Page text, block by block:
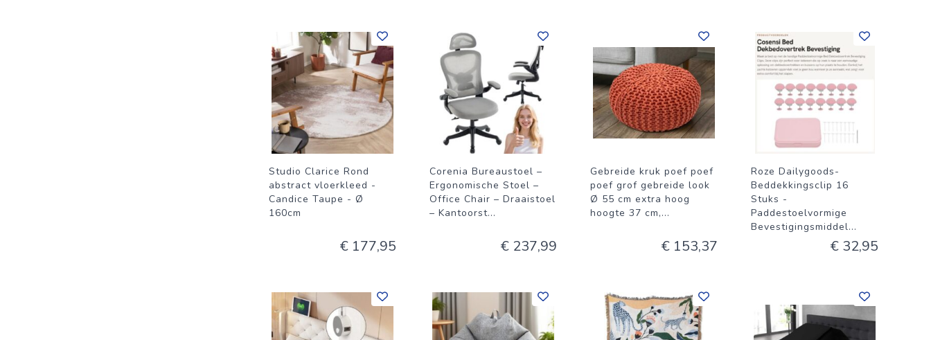
Studio Clarice Rond
abstract vloerkleed -
Candice Taupe - Ø
160cm
€ 177,95
Corenia Bureaustoel –
Ergonomische Stoel –
Office Chair – Draaistoel
– Kantoorst...
€ 237,99
Gebreide kruk poef poef
poef grof gebreide look
Ø 55 cm extra hoog
hoogte 37 cm,...
€ 153,37
Roze Dailygoods-
Beddekkingsclip 16
Stuks -
Paddestoelvormige
Bevestigingsmiddel...
€ 32,95